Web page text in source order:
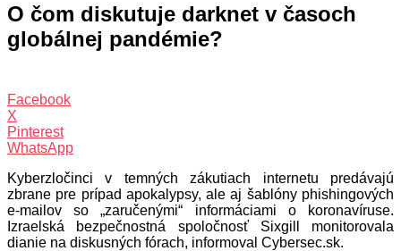
O čom diskutuje darknet v časoch
globálnej pandémie?
Facebook
X
Pinterest
WhatsApp
Kyberzločinci v temných zákutiach internetu predávajú
zbrane pre prípad apokalypsy, ale aj šablóny phishingových
e-mailov so „zaručenými“ informáciami o koronavíruse.
Izraelská bezpečnostná spoločnosť Sixgill monitorovala
dianie na diskusných fórach, informoval Cybersec.sk.